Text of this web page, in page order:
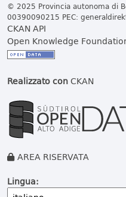
© 2025 Provincia autonoma di
00390090215 PEC:
CKAN API
Open Knowledge
Realizzato conCKAN
AREA RISERVATA
Lingua